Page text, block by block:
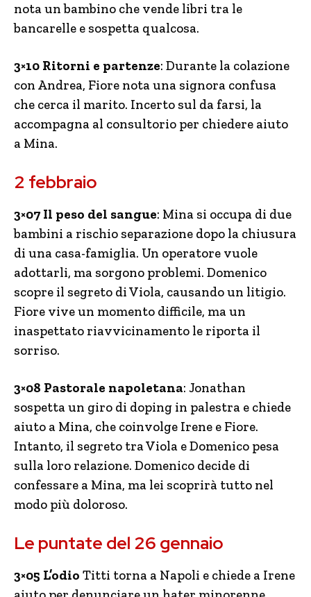
nota un bambino che vende libri tra le
bancarelle e sospetta qualcosa.
3×10 Ritorni e partenze: Durante la colazione
con Andrea, Fiore nota una signora confusa
che cerca il marito. Incerto sul da farsi, la
accompagna al consultorio per chiedere aiuto
a Mina.
2 febbraio
3×07 Il peso del sangue: Mina si occupa di due
bambini a rischio separazione dopo la chiusura
di una casa-famiglia. Un operatore vuole
adottarli, ma sorgono problemi. Domenico
scopre il segreto di Viola, causando un litigio.
Fiore vive un momento difficile, ma un
inaspettato riavvicinamento le riporta il
sorriso.
3×08 Pastorale napoletana: Jonathan
sospetta un giro di doping in palestra e chiede
aiuto a Mina, che coinvolge Irene e Fiore.
Intanto, il segreto tra Viola e Domenico pesa
sulla loro relazione. Domenico decide di
confessare a Mina, ma lei scoprirà tutto nel
modo più doloroso.
Le puntate del 26 gennaio
3×05 L’odio Titti torna a Napoli e chiede a Irene